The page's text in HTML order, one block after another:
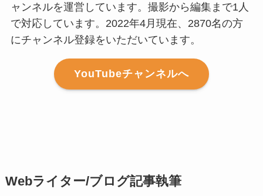
ャンネルを運営しています。撮影から編集まで1人
で対応しています。2022年4月現在、2870名の方
にチャンネル登録をいただいています。
YouTubeチャンネルへ
Webライター/ブログ記事執筆